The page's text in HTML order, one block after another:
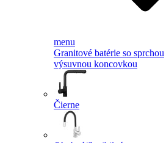
menu
Granitové batérie so sprchou
výsuvnou koncovkou
Čierne